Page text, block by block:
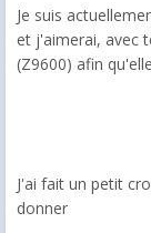
Je suis
et j'aimerai, avec
(Z9600) afin
J'ai fait un petit
donner